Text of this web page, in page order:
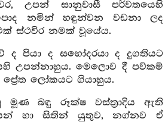
උපන් සානුවාසී පර්වතයෙහි
නමින් හඳුන්වන වඩනා ලද
එක් ස්ථවිර නමක් වූයේය.
පියා ද සහෝදරයා ද දුගතියට
උපන්නාහුය. මෙලොව දී පව්කම්
ලෝකයට ගියාහුය.
මූණ බඳු රූක්ෂ වස්ත්‍රාදිය ඇති
හා සිතින් යුතුව, නග්නව ඒ